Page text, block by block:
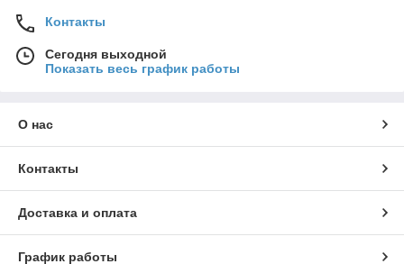
Контакты
Сегодня выходной
Показать весь график работы
О нас
Контакты
Доставка и оплата
График работы